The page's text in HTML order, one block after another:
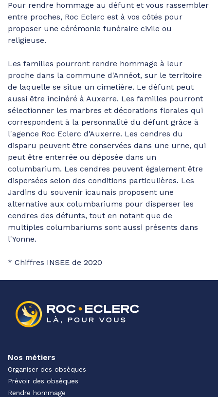
Pour rendre hommage au défunt et vous rassembler
entre proches, Roc Eclerc est à vos côtés pour
proposer une cérémonie funéraire civile ou
religieuse.
Les familles pourront rendre hommage à leur
proche dans la commune d'Annéot, sur le territoire
de laquelle se situe un cimetière. Le défunt peut
aussi être incinéré à Auxerre. Les familles pourront
sélectionner les marbres et décorations florales qui
correspondent à la personnalité du défunt grâce à
l'agence Roc Eclerc d'Auxerre. Les cendres du
disparu peuvent être conservées dans une urne, qui
peut être enterrée ou déposée dans un
columbarium. Les cendres peuvent également être
dispersées selon des conditions particulières. Les
Jardins du souvenir icaunais proposent une
alternative aux columbariums pour disperser les
cendres des défunts, tout en notant que de
multiples columbariums sont aussi présents dans
l'Yonne.
* Chiffres INSEE de 2020
Nos métiers
Organiser des obsèques
Prévoir des obsèques
Rendre hommage